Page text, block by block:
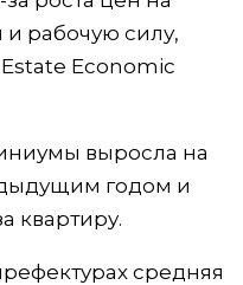
рабочую силу,
Economic
выросла на
годом и
квартиру.
средняя